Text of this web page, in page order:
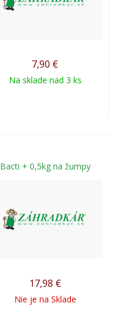
7,90 €
Na sklade nad 3 ks
Bacti + 0,5kg na žumpy
17,98 €
Nie je na Sklade